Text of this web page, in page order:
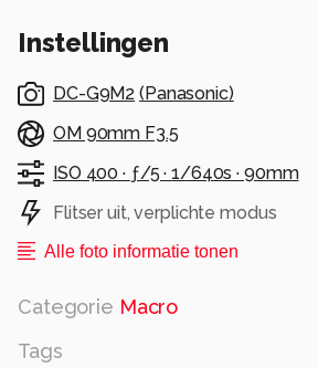
Instellingen
DC-G9M2 (Panasonic)
OM 90mm F3.5
ISO 400 · ƒ/5 ·1/640s ·90mm
Flitser uit, verplichte modus
Alle foto informatie tonen
Categorie Macro
Tags